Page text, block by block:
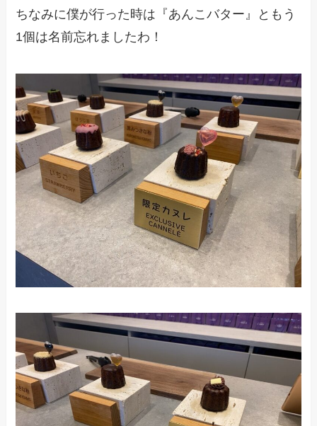
ちなみに僕が行った時は『あんこバター』ともう
1個は名前忘れましたわ！